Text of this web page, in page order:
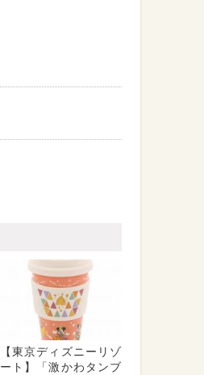
【東京ディズニーリゾ
ート】「激かわタンブ